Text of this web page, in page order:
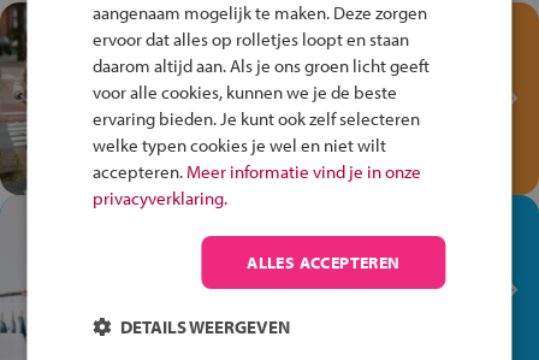
Test je kennis met het
Fiets Veilig
Verkeersspel!
Speel het Fiets Veilig Verkeersspel
en win een Cortina-fiets!
In de winkel ben je op je
plek!
Ontdek via het vmbo jouw talent
op de winkelvloer, waar elke dag
aangenaam mogelijk te maken. Deze zorgen
ervoor dat alles op rolletjes loopt en staan
daarom altijd aan. Als je ons groen licht geeft
voor alle cookies, kunnen we je de beste
ervaring bieden. Je kunt ook zelf selecteren
welke typen cookies je wel en niet wilt
accepteren. Meer informatie vind je in onze
privacyverklaring.
ALLES ACCEPTEREN
DETAILS WEERGEVEN